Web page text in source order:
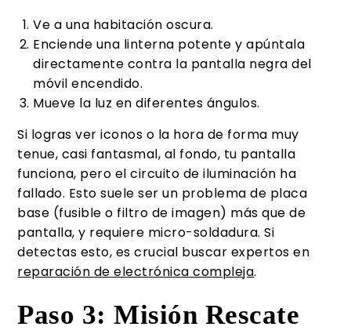
Ve a una habitación oscura.
Enciende una linterna potente y apúntala
directamente contra la pantalla negra del
móvil encendido.
Mueve la luz en diferentes ángulos.
Si logras ver iconos o la hora de forma muy
tenue, casi fantasmal, al fondo, tu pantalla
funciona, pero el circuito de iluminación ha
fallado. Esto suele ser un problema de placa
base (fusible o filtro de imagen) más que de
pantalla, y requiere micro-soldadura. Si
detectas esto, es crucial buscar expertos en
reparación de electrónica compleja.
Paso 3: Misión Rescate